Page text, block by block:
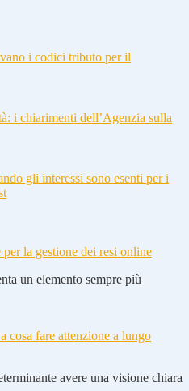
i codici tributo per il
i chiarimenti dell’Agenzia sulla
gli interessi sono esenti per i
la gestione dei resi online
un elemento sempre più
cosa fare attenzione a lungo
avere una visione chiara